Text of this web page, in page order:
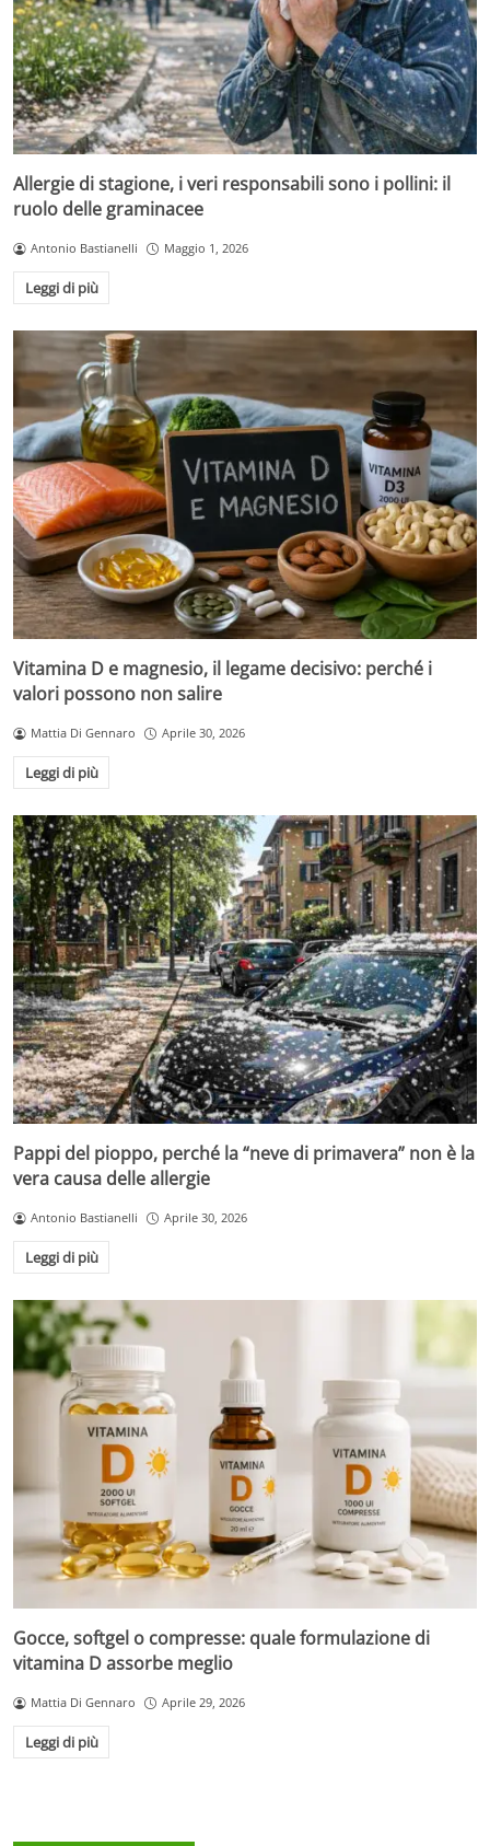
Allergie di stagione, i veri responsabili sono i pollini: il
ruolo delle graminacee
Antonio Bastianelli Maggio 1, 2026
Leggi di più
Vitamina D e magnesio, il legame decisivo: perché i
valori possono non salire
Mattia Di Gennaro Aprile 30, 2026
Leggi di più
Pappi del pioppo, perché la “neve di primavera” non è la
vera causa delle allergie
Antonio Bastianelli Aprile 30, 2026
Leggi di più
Gocce, softgel o compresse: quale formulazione di
vitamina D assorbe meglio
Mattia Di Gennaro Aprile 29, 2026
Leggi di più